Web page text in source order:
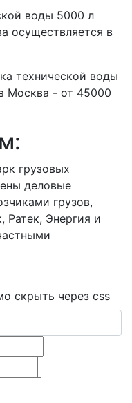
воды 5000 л
осуществляется в
технической воды
Москва - от 45000
грузовых
деловые
грузов,
Ратек, Энергия и
скрыть через css